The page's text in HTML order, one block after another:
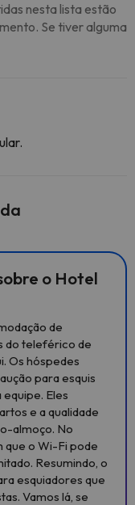
nesta lista estão
Se tiver alguma
o Hotel
de
do teleférico de
Os hóspedes
para esquis
Eles
e a qualidade
almoço. No
que o Wi-Fi pode
Resumindo, o
esquiadores que
Vamos lá, se